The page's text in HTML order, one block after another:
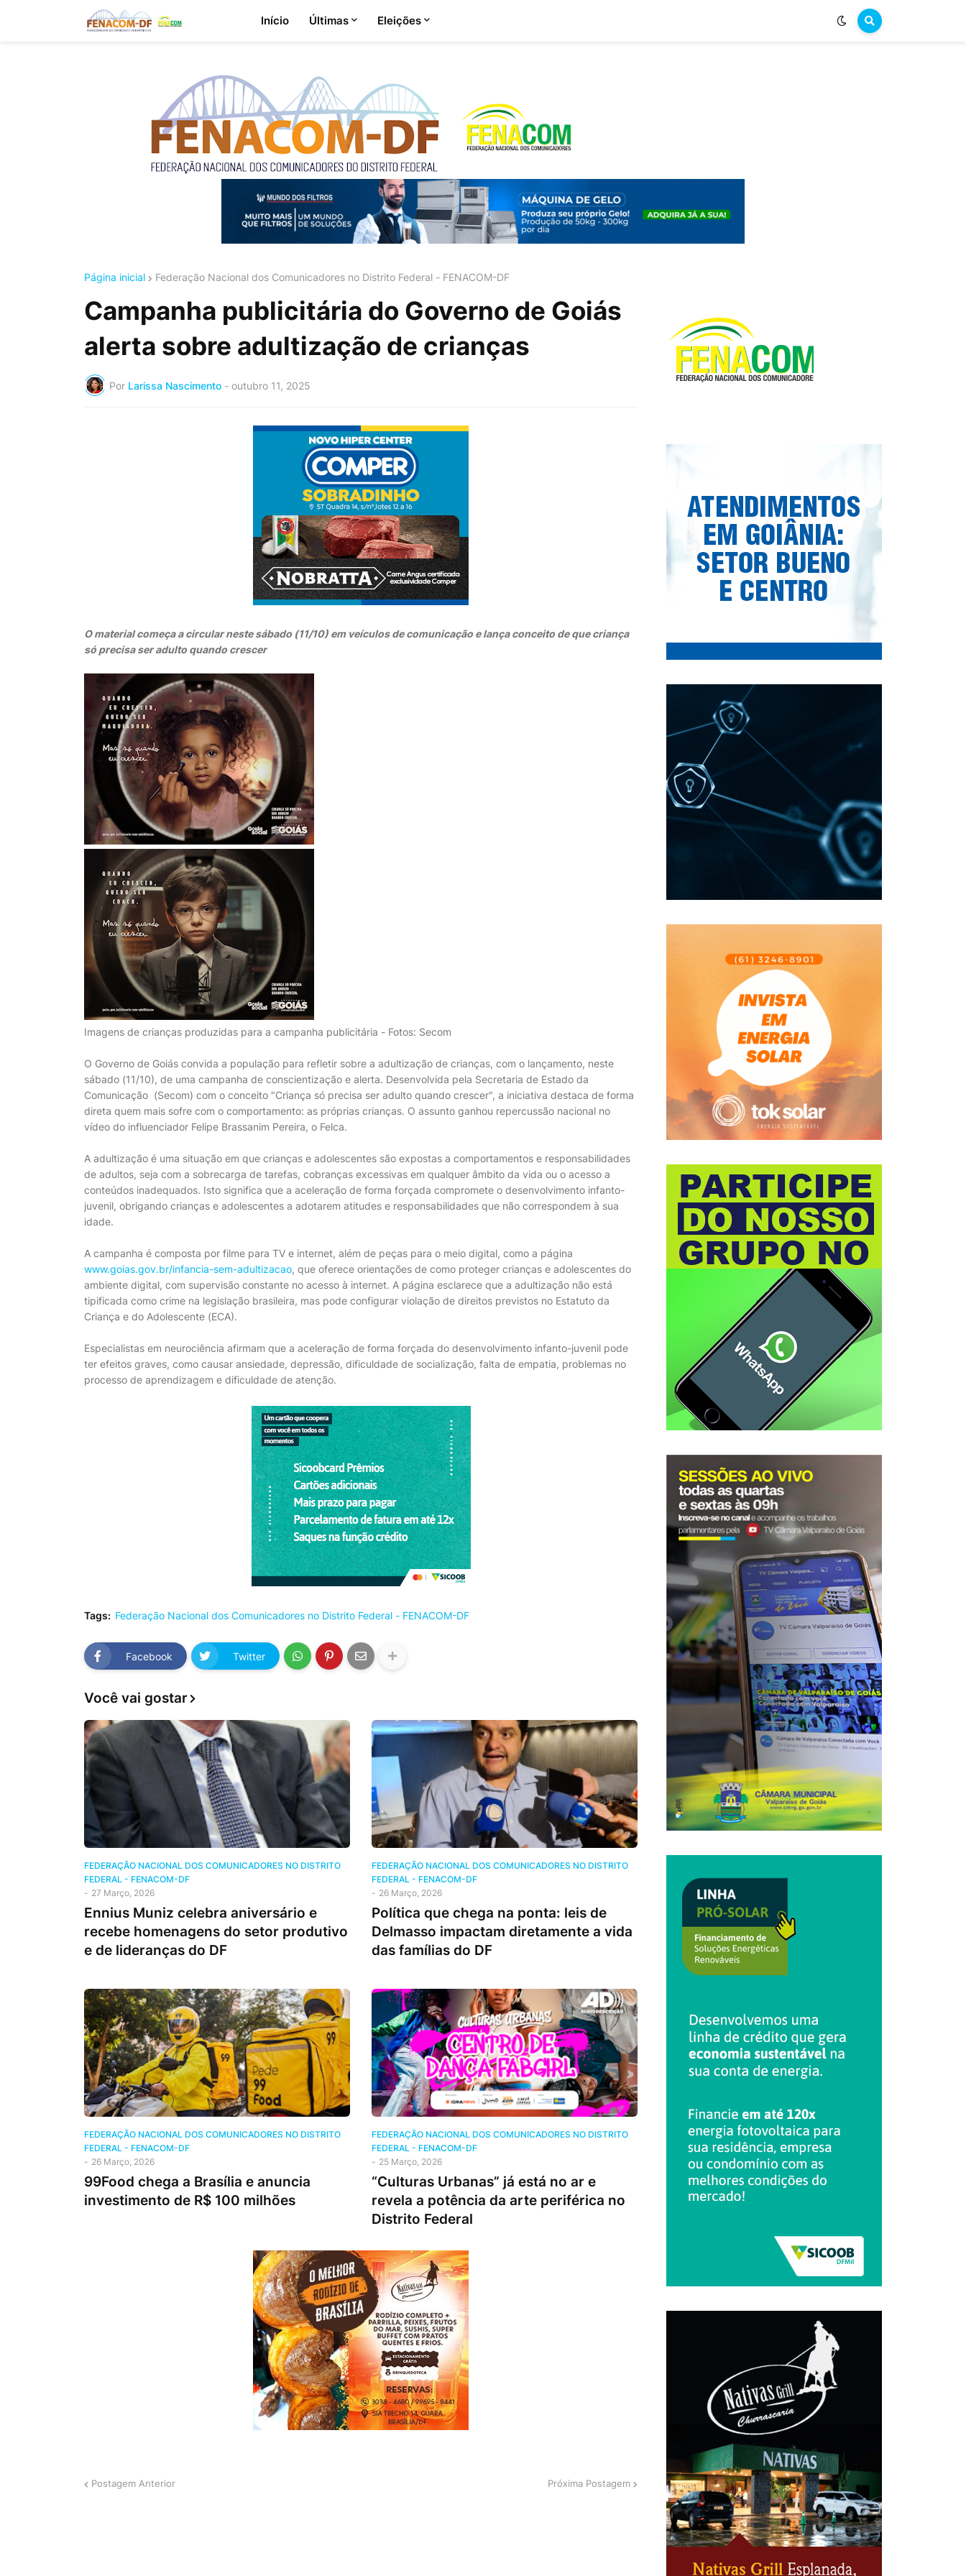
Início Últimas Eleições
Página inicial Federação Nacional dos Comunicadores no Distrito Federal - FENACOM-DF
Campanha publicitária do Governo de Goiás
alerta sobre adultização de crianças
Por Larissa Nascimento - outubro 11, 2025
O material começa a circular neste sábado (11/10) em veículos de comunicação e lança conceito de que criança
só precisa ser adulto quando crescer
Imagens de crianças produzidas para a campanha publicitária - Fotos: Secom
O Governo de Goiás convida a população para refletir sobre a adultização de crianças, com o lançamento, neste
sábado (11/10), de uma campanha de conscientização e alerta. Desenvolvida pela Secretaria de Estado da
Comunicação (Secom) com o conceito "Criança só precisa ser adulto quando crescer", a iniciativa destaca de forma
direta quem mais sofre com o comportamento: as próprias crianças. O assunto ganhou repercussão nacional no
vídeo do influenciador Felipe Brassanim Pereira, o Felca.
A adultização é uma situação em que crianças e adolescentes são expostas a comportamentos e responsabilidades
de adultos, seja com a sobrecarga de tarefas, cobranças excessivas em qualquer âmbito da vida ou o acesso a
conteúdos inadequados. Isto significa que a aceleração de forma forçada compromete o desenvolvimento infanto-
juvenil, obrigando crianças e adolescentes a adotarem atitudes e responsabilidades que não correspondem à sua
idade.
A campanha é composta por filme para TV e internet, além de peças para o meio digital, como a página
www.goias.gov.br/infancia-sem-adultizacao, que oferece orientações de como proteger crianças e adolescentes do
ambiente digital, com supervisão constante no acesso à internet. A página esclarece que a adultização não está
tipificada como crime na legislação brasileira, mas pode configurar violação de direitos previstos no Estatuto da
Criança e do Adolescente (ECA).
Especialistas em neurociência afirmam que a aceleração de forma forçada do desenvolvimento infanto-juvenil pode
ter efeitos graves, como causar ansiedade, depressão, dificuldade de socialização, falta de empatia, problemas no
processo de aprendizagem e dificuldade de atenção.
Tags: Federação Nacional dos Comunicadores no Distrito Federal - FENACOM-DF
Facebook Twitter
Você vai gostar
FEDERAÇÃO NACIONAL DOS COMUNICADORES NO DISTRITO
FEDERAL - FENACOM-DF
- 27 Março, 2026
Ennius Muniz celebra aniversário e
recebe homenagens do setor produtivo
e de lideranças do DF
FEDERAÇÃO NACIONAL DOS COMUNICADORES NO DISTRITO
FEDERAL - FENACOM-DF
- 26 Março, 2026
Política que chega na ponta: leis de
Delmasso impactam diretamente a vida
das famílias do DF
FEDERAÇÃO NACIONAL DOS COMUNICADORES NO DISTRITO
FEDERAL - FENACOM-DF
- 26 Março, 2026
99Food chega a Brasília e anuncia
investimento de R$ 100 milhões
FEDERAÇÃO NACIONAL DOS COMUNICADORES NO DISTRITO
FEDERAL - FENACOM-DF
- 25 Março, 2026
“Culturas Urbanas” já está no ar e
revela a potência da arte periférica no
Distrito Federal
Postagem Anterior Próxima Postagem